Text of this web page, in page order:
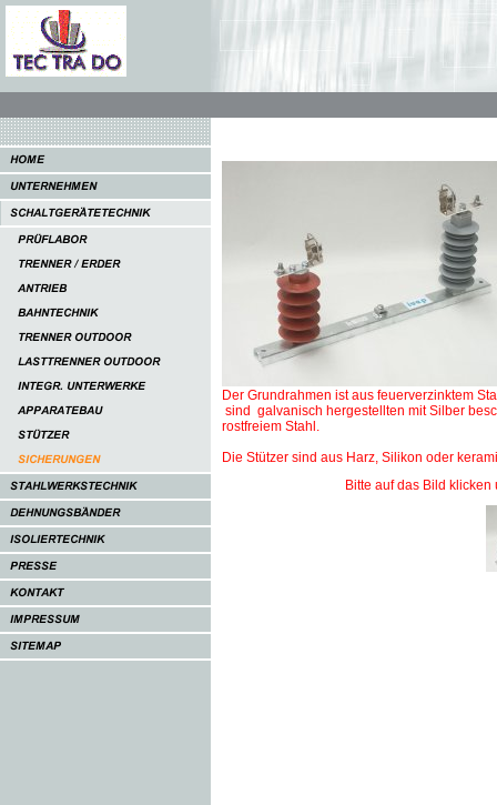
Der Grundrahmen ist aus feuerverzinktem
sind galvanisch hergestellten mit Silber
rostfreiem Stahl.
Die Stützer sind aus Harz, Silikon oder
Bitte auf das Bild